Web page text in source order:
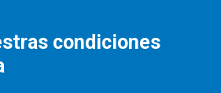
condiciones